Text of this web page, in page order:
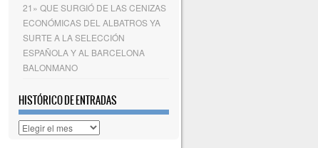
21» QUE SURGIÓ DE LAS CENIZAS
ECONÓMICAS DEL ALBATROS YA
SURTE A LA SELECCIÓN
ESPAÑOLA Y AL BARCELONA
BALONMANO
HISTÓRICO DE ENTRADAS
Histórico